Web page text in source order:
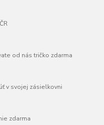
od nás tričko zdarma
v svojej zásielkovni
zdarma